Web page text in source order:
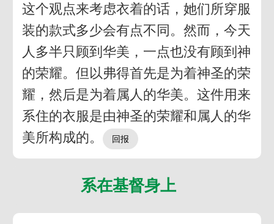
这个观点来考虑衣着的话，她们所穿服
装的款式多少会有点不同。然而，今天
人多半只顾到华美，一点也没有顾到神
的荣耀。但以弗得首先是为着神圣的荣
耀，然后是为着属人的华美。这件用来
系住的衣服是由神圣的荣耀和属人的华
美所构成的。
系在基督身上